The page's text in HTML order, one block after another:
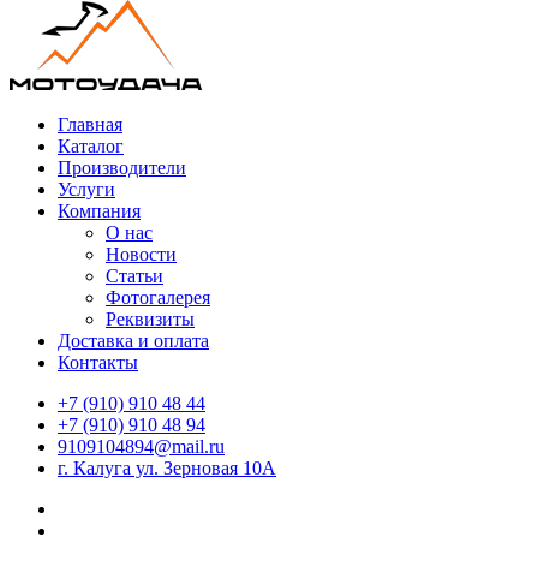
Главная
Каталог
Производители
Услуги
Компания
О нас
Новости
Статьи
Фотогалерея
Реквизиты
Доставка и оплата
Контакты
+7 (910) 910 48 44
+7 (910) 910 48 94
9109104894@mail.ru
г. Калуга ул. Зерновая 10А